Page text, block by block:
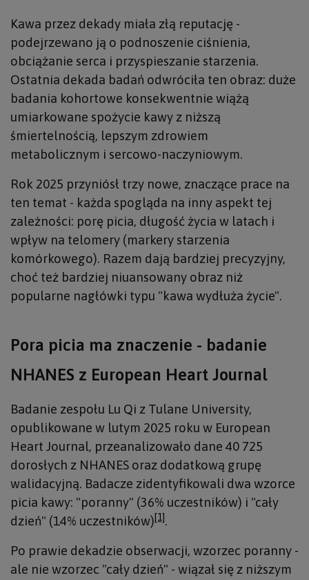
Kawa przez dekady miała złą reputację -
podejrzewano ją o podnoszenie ciśnienia,
obciążanie serca i przyspieszanie starzenia.
Ostatnia dekada badań odwróciła ten obraz: duże
badania kohortowe konsekwentnie wiążą
umiarkowane spożycie kawy z niższą
śmiertelnością, lepszym zdrowiem
metabolicznym i sercowo-naczyniowym.
Rok 2025 przyniósł trzy nowe, znaczące prace na
ten temat - każda spogląda na inny aspekt tej
zależności: porę picia, długość życia w latach i
wpływ na telomery (markery starzenia
komórkowego). Razem dają bardziej precyzyjny,
choć też bardziej niuansowany obraz niż
popularne nagłówki typu "kawa wydłuża życie".
Pora picia ma znaczenie - badanie
NHANES z European Heart Journal
Badanie zespołu Lu Qi z Tulane University,
opublikowane w lutym 2025 roku w European
Heart Journal, przeanalizowało dane 40 725
dorosłych z NHANES oraz dodatkową grupę
walidacyjną. Badacze zidentyfikowali dwa wzorce
picia kawy: "poranny" (36% uczestników) i "cały
dzień" (14% uczestników)[1].
Po prawie dekadzie obserwacji, wzorzec poranny -
ale nie wzorzec "cały dzień" - wiązał się z niższym